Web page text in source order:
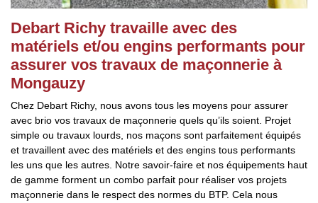
Debart Richy travaille avec des
matériels et/ou engins performants pour
assurer vos travaux de maçonnerie à
Mongauzy
Chez Debart Richy, nous avons tous les moyens pour assurer
avec brio vos travaux de maçonnerie quels qu’ils soient. Projet
simple ou travaux lourds, nos maçons sont parfaitement équipés
et travaillent avec des matériels et des engins tous performants
les uns que les autres. Notre savoir-faire et nos équipements haut
de gamme forment un combo parfait pour réaliser vos projets
maçonnerie dans le respect des normes du BTP. Cela nous